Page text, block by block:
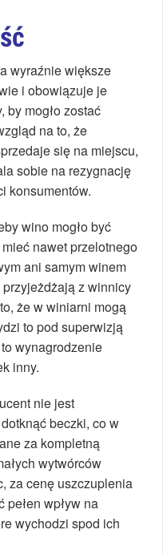
wyraźnie większe
i obowiązuje je
by mogło zostać
na to, że
się na miejscu,
sobie na rezygnację
konsumentów.
wino mogło być
nawet przelotnego
ani samym winem
z winnicy
że w winiarni mogą
to pod superwizją
wynagrodzenie
inny.
nie jest
beczki, co w
za kompletną
wytwórców
za cenę uszczuplenia
wpływ na
wychodzi spod ich